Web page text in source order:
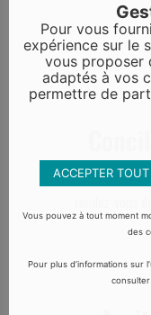
3e
Pour vous
expérience sur le
vous proposer
adaptés à vos
permettre de
ACCEPTER TOUT
Vous pouvez à tout moment
des
Pour plus d’informations sur